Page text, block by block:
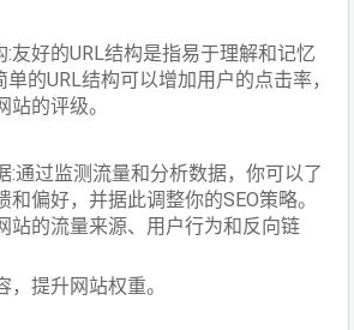
:友好的URL结构是指易于理解和记忆
的URL结构可以增加用户的点击率，
的评级。
:通过监测流量和分析数据，你可以了
偏好，并据此调整你的SEO策略。
站的流量来源、用户行为和反向链
提升网站权重。